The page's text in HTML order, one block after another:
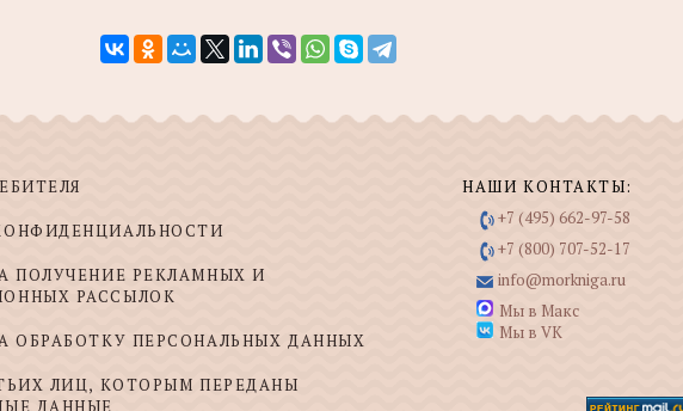
ПОЛУЧЕНИЕ РЕКЛАМНЫХ И
РАССЫЛОК
ОБРАБОТКУ ПЕРСОНАЛЬНЫХ ДАННЫХ
ЛИЦ, КОТОРЫМ ПЕРЕДАНЫ
ДАННЫЕ
НАШИ КОНТАКТЫ:
+7 (495) 662-97-58
+7 (800) 707-52-17
info@morkniga.ru
Мы в Макс
Мы в VK